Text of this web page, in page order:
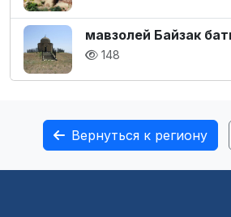
мавзолей Байзак
148
Вернуться к региону